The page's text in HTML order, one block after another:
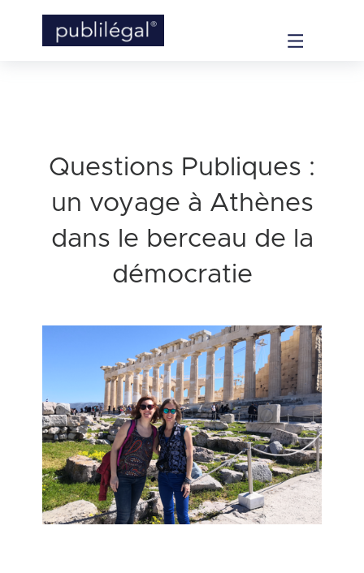
Questions Publiques :
un voyage à Athènes
dans le berceau de la
démocratie